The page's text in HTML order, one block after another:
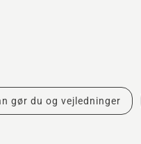
gør du og vejledninger